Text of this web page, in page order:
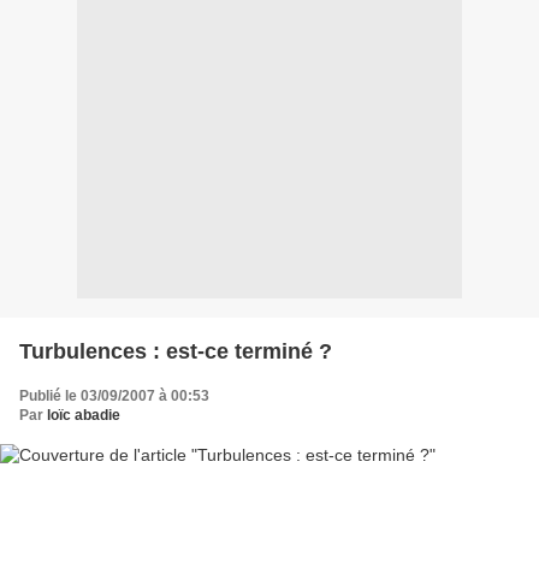
Turbulences : est-ce terminé ?
Publié le 03/09/2007 à 00:53
Par loïc abadie